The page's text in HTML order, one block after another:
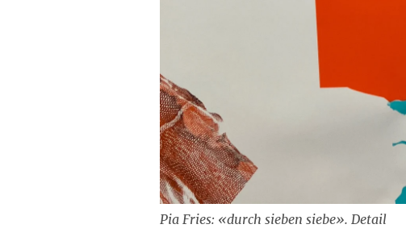
Pia Fries: «durch sieben siebe». Detail